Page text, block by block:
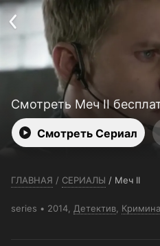
Смотреть Меч II
Смотреть Сериал
ГЛАВНАЯ / СЕРИАЛЫ / Меч II
series 2014, Детектив
Телефон поддержки:
Пользовательское соглашение
Политика конфиденциальности
Ввести промокод